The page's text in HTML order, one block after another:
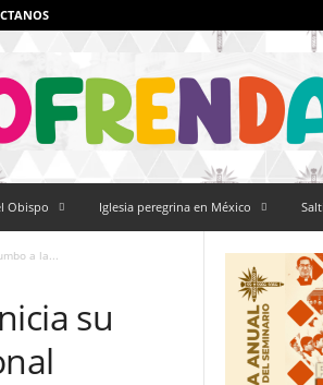
Obispo Iglesia peregrina en México
a la...
su